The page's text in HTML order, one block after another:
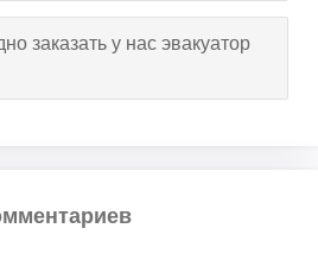
заказать у нас эвакуатор